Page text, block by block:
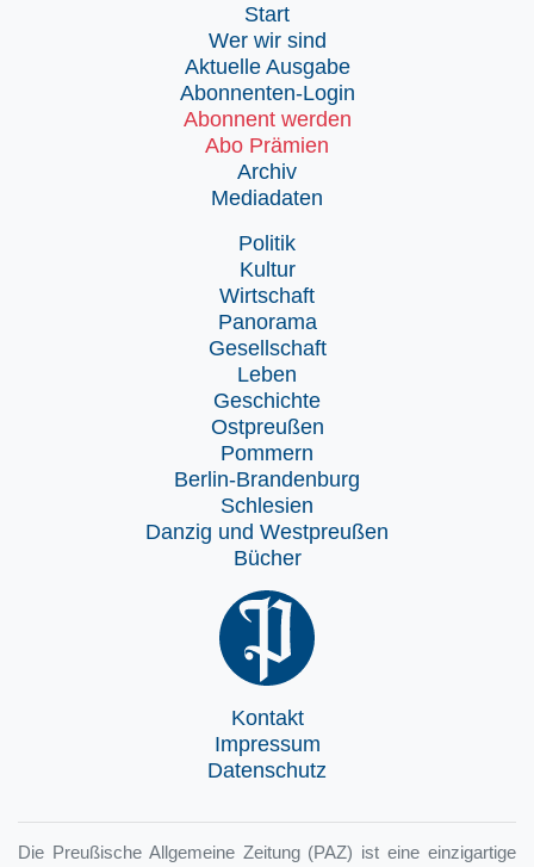
Start
Wer wir sind
Aktuelle Ausgabe
Abonnenten-Login
Abonnent werden
Abo Prämien
Archiv
Mediadaten
Politik
Kultur
Wirtschaft
Panorama
Gesellschaft
Leben
Geschichte
Ostpreußen
Pommern
Berlin-Brandenburg
Schlesien
Danzig und Westpreußen
Bücher
Kontakt
Impressum
Datenschutz
Die Preußische Allgemeine Zeitung (PAZ) ist eine einzigartige